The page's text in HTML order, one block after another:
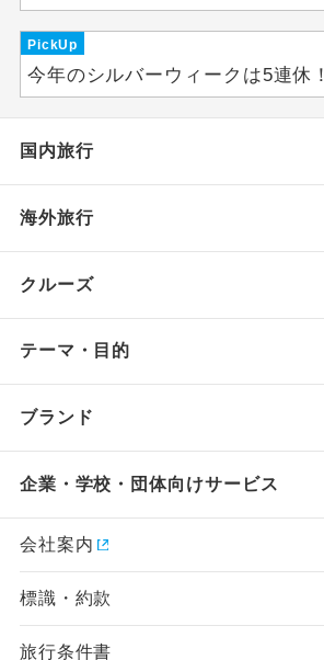
PickUp
今年のシルバーウィークは5連休！
国内旅行
海外旅行
クルーズ
テーマ・目的
ブランド
企業・学校・団体向けサービス
会社案内
標識・約款
旅行条件書